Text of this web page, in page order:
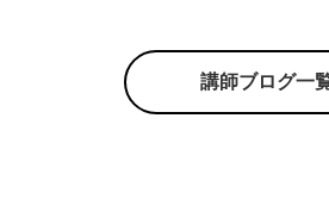
講師ブログ一